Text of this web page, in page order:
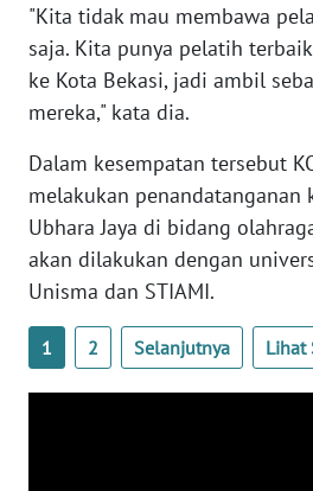
"Kita tidak mau membawa
saja. Kita punya pelatih
ke Kota Bekasi, jadi ambil
mereka," kata dia.
Dalam kesempatan tersebut
melakukan penandatanganan
Ubhara Jaya di bidang
akan dilakukan dengan
Unisma dan STIAMI.
1 2 Selanjutnya Lihat
WN
BABEL
WN
WN
SUMSEL
WN
WN